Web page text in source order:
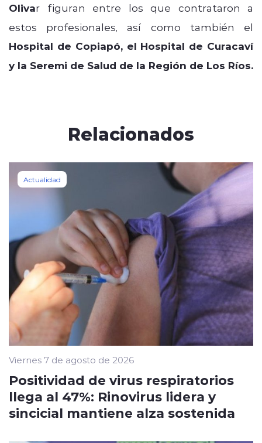
Olivar figuran entre los que contrataron a
estos profesionales, así como también el
Hospital de Copiapó, el Hospital de Curacaví
y la Seremi de Salud de la Región de Los Ríos.
Relacionados
Actualidad
Viernes 7 de agosto de 2026
Positividad de virus respiratorios
llega al 47%: Rinovirus lidera y
sincicial mantiene alza sostenida